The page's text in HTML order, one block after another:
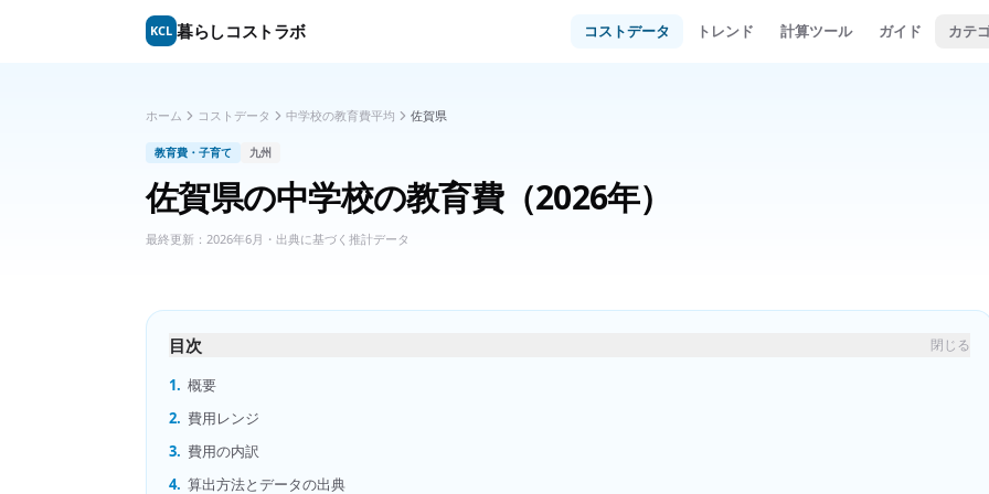
KCL 暮らしコストラボ コストデータ トレンド 計算ツール ガイド カテ
ホーム コストデータ 中学校の教育費平均 佐賀県
教育費・子育て 九州
佐賀県の中学校の教育費（2026年）
最終更新： 2026年6月 ・出典に基づく推計データ
目次 閉じる
1. 概要
2. 費用レンジ
3. 費用の内訳
4. 算出方法とデータの出典